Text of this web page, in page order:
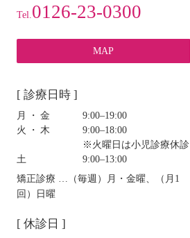
Tel. 0126-23-0300
MAP
[ 診療日時 ]
月・金
9:00‒19:00
火・木
9:00‒18:00
※火曜日は小児診療休診
土
9:00‒13:00
矯正診療 …（毎週）月・金曜、（月1
回）日曜
[ 休診日 ]